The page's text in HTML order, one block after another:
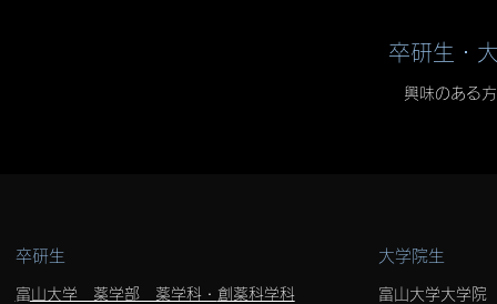
卒研生・
興味のある
卒研生
​富山大学 薬学部 薬学科・ 創薬科学科
大学院生
富山大学大学院